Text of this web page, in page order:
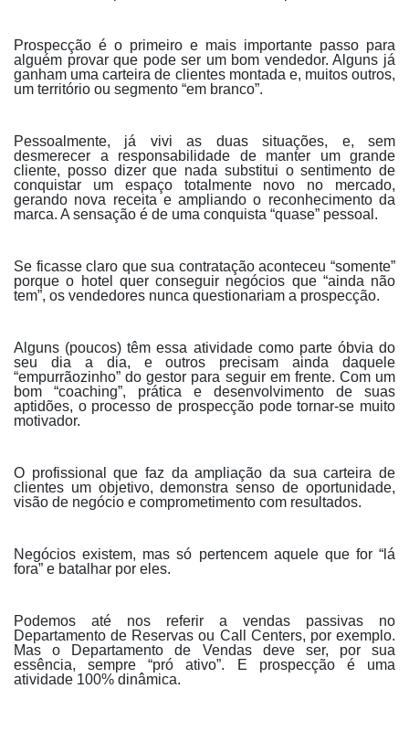
Prospecção é o primeiro e mais importante passo para
alguém provar que pode ser um bom vendedor. Alguns já
ganham uma carteira de clientes montada e, muitos outros,
um território ou segmento “em branco”.
Pessoalmente, já vivi as duas situações, e, sem
desmerecer a responsabilidade de manter um grande
cliente, posso dizer que nada substitui o sentimento de
conquistar um espaço totalmente novo no mercado,
gerando nova receita e ampliando o reconhecimento da
marca. A sensação é de uma conquista “quase” pessoal.
Se ficasse claro que sua contratação aconteceu “somente”
porque o hotel quer conseguir negócios que “ainda não
tem”, os vendedores nunca questionariam a prospecção.
Alguns (poucos) têm essa atividade como parte óbvia do
seu dia a dia, e outros precisam ainda daquele
“empurrãozinho” do gestor para seguir em frente. Com um
bom “coaching”, prática e desenvolvimento de suas
aptidões, o processo de prospecção pode tornar-se muito
motivador.
O profissional que faz da ampliação da sua carteira de
clientes um objetivo, demonstra senso de oportunidade,
visão de negócio e comprometimento com resultados.
Negócios existem, mas só pertencem aquele que for “lá
fora” e batalhar por eles.
Podemos até nos referir a vendas passivas no
Departamento de Reservas ou Call Centers, por exemplo.
Mas o Departamento de Vendas deve ser, por sua
essência, sempre “pró ativo”. E prospecção é uma
atividade 100% dinâmica.